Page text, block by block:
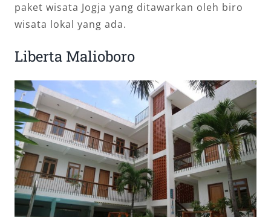
paket wisata Jogja yang ditawarkan oleh biro
wisata lokal yang ada.
Liberta Malioboro